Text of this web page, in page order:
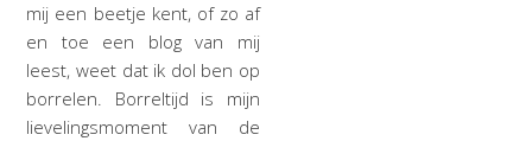
mij een beetje kent, of zo af
en toe een blog van mij
leest, weet dat ik dol ben op
borrelen. Borreltijd is mijn
lievelingsmoment van de